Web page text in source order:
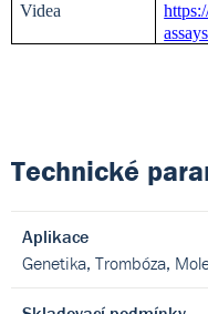
Videa
assays
Technické
Aplikace
Genetika, Trombóza,